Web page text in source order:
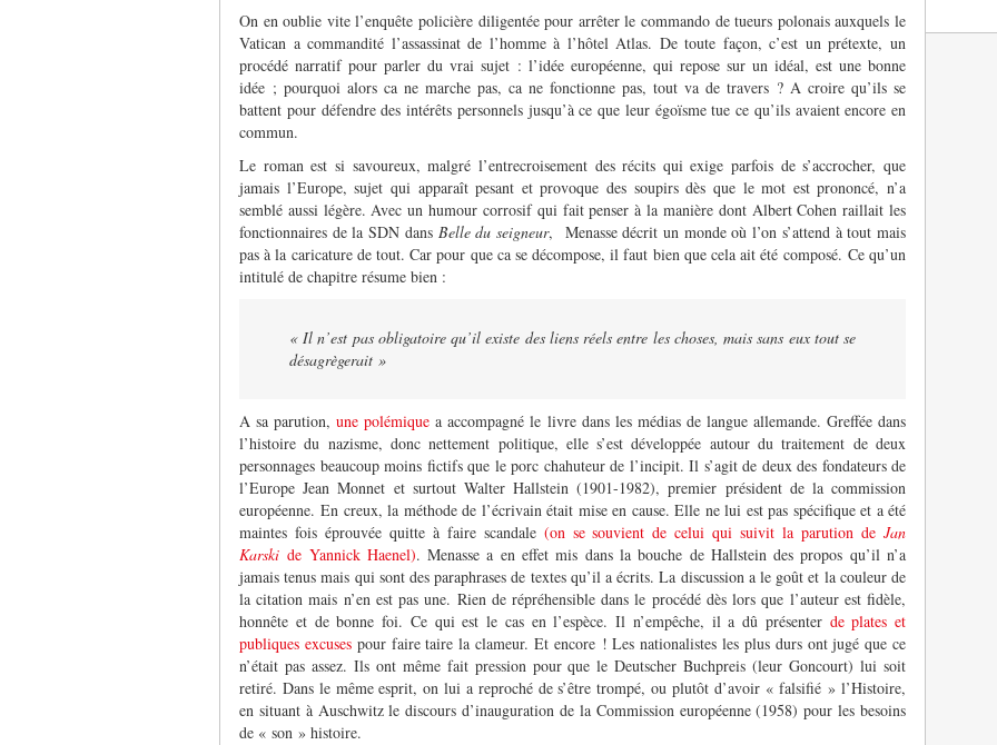
On en oublie vite l’enquête policière diligentée pour arrêter le commando de tueurs polonais auxquels le
Vatican a commandité l’assassinat de l’homme à l’hôtel Atlas. De toute façon, c’est un prétexte, un
procédé narratif pour parler du vrai sujet : l’idée européenne, qui repose sur un idéal, est une bonne
idée ; pourquoi alors ca ne marche pas, ca ne fonctionne pas, tout va de travers ? A croire qu’ils se
battent pour défendre des intérêts personnels jusqu’à ce que leur égoïsme tue ce qu’ils avaient encore en
commun.
Le roman est si savoureux, malgré l’entrecroisement des récits qui exige parfois de s’accrocher, que
jamais l’Europe, sujet qui apparaît pesant et provoque des soupirs dès que le mot est prononcé, n’a
semblé aussi légère. Avec un humour corrosif qui fait penser à la manière dont Albert Cohen raillait les
fonctionnaires de la SDN dans Belle du seigneur, Menasse décrit un monde où l’on s’attend à tout mais
pas à la caricature de tout. Car pour que ca se décompose, il faut bien que cela ait été composé. Ce qu’un
intitulé de chapitre résume bien :
« Il n’est pas obligatoire qu’il existe des liens réels entre les choses, mais sans eux tout se
désagrègerait »
A sa parution,une polémique a accompagné le livre dans les médias de langue allemande. Greffée dans
l’histoire du nazisme, donc nettement politique, elle s’est développée autour du traitement de deux
personnages beaucoup moins fictifs que le porc chahuteur de l’incipit. Il s’agit de deux des fondateurs de
l’Europe Jean Monnet et surtout Walter Hallstein (1901-1982), premier président de la commission
européenne. En creux, la méthode de l’écrivain était mise en cause. Elle ne lui est pas spécifique et a été
maintes fois éprouvée quitte à faire scandale (on se souvient de celui qui suivit la parution deJan
Karskide Yannick Haenel). Menasse a en effet mis dans la bouche de Hallstein des propos qu’il n’a
jamais tenus mais qui sont des paraphrases de textes qu’il a écrits. La discussion a le goût et la couleur de
la citation mais n’en est pas une. Rien de répréhensible dans le procédé dès lors que l’auteur est fidèle,
honnête et de bonne foi. Ce qui est le cas en l’espèce. Il n’empêche, il a dû présenter de plates et
publiques excusespour faire taire la clameur. Et encore ! Les nationalistes les plus durs ont jugé que ce
n’était pas assez. Ils ont même fait pression pour que le Deutscher Buchpreis (leur Goncourt) lui soit
retiré. Dans le même esprit, on lui a reproché de s’être trompé, ou plutôt d’avoir « falsifié » l’Histoire,
en situant à Auschwitz le discours d’inauguration de la Commission européenne (1958) pour les besoins
de « son » histoire.